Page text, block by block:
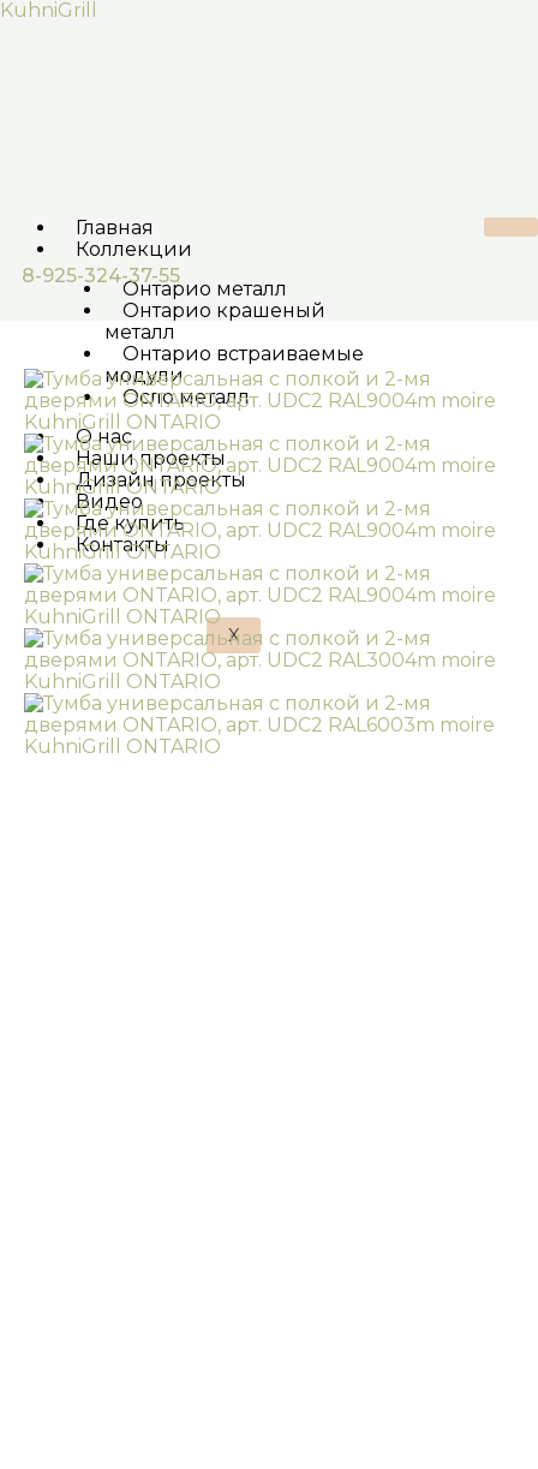
Перейти
KuhniGrill
Главная
Коллекции
Онтарио металл
Онтарио крашеный
металл
Онтарио встраиваемые
модули
Осло металл
О нас
Наши проекты
Дизайн проекты
Видео
Где купить
Контакты
X
8-925-324-37-55